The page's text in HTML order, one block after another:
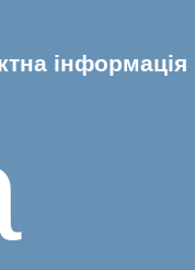
інформація